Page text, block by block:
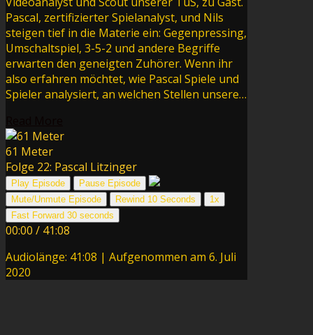
Pascal, zertifizierter Spielanalyst, und Nils
steigen tief in die Materie ein: Gegenpressing,
Umschaltspiel, 3-5-2 und andere Begriffe
erwarten den geneigten Zuhörer. Wenn ihr
also erfahren möchtet, wie Pascal Spiele und
Spieler analysiert, an welchen Stellen unsere…
61 Meter
Folge 22: Pascal Litzinger
Play Episode
Pause Episode
Mute/Unmute Episode
Rewind 10 Seconds
1x
Fast Forward 30 seconds
00:00 / 41:08
Audiolänge: 41:08 | Aufgenommen am 6. Juli
2020